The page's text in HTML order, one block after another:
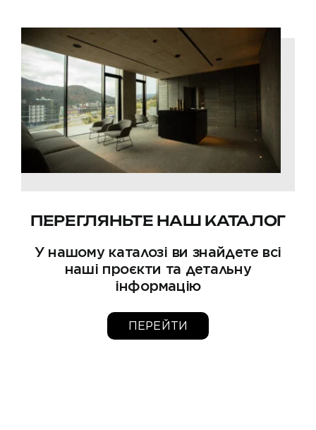
ПЕРЕГЛЯНЬТЕ НАШ КАТАЛОГ
У нашому каталозі ви знайдете всі
наші проєкти та детальну
інформацію
ПЕРЕЙТИ